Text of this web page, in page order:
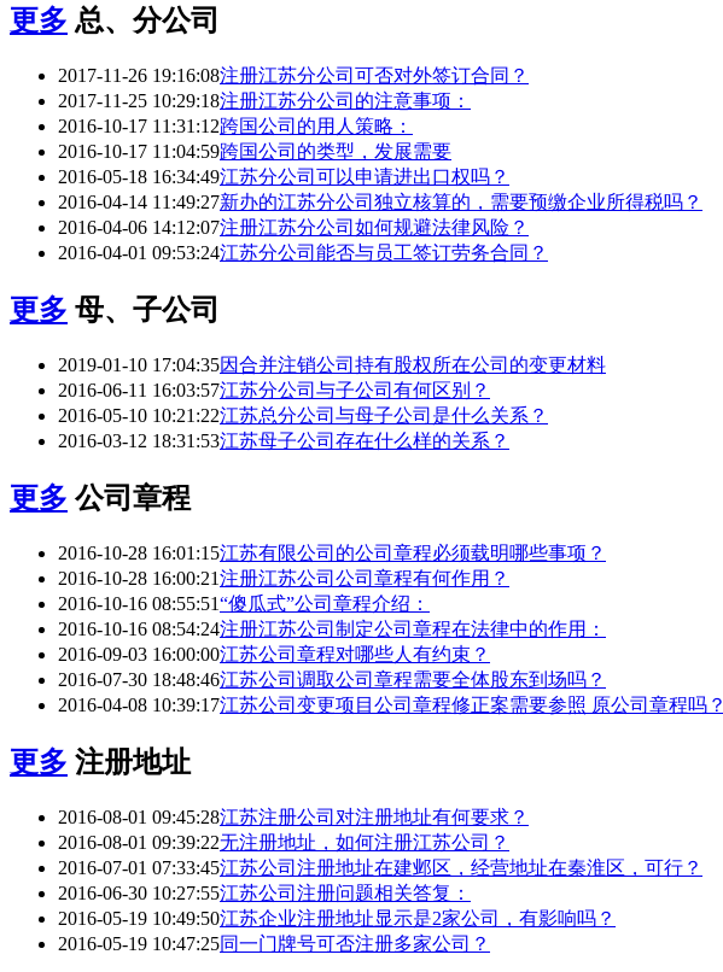
更多 总、分公司
2017-11-26 19:16:08注册江苏分公司可否对外签订合同？
2017-11-25 10:29:18注册江苏分公司的注意事项：
2016-10-17 11:31:12跨国公司的用人策略：
2016-10-17 11:04:59跨国公司的类型，发展需要
2016-05-18 16:34:49江苏分公司可以申请进出口权吗？
2016-04-14 11:49:27新办的江苏分公司独立核算的，需要预缴企业所得税吗？
2016-04-06 14:12:07注册江苏分公司如何规避法律风险？
2016-04-01 09:53:24江苏分公司能否与员工签订劳务合同？
更多 母、子公司
2019-01-10 17:04:35因合并注销公司持有股权所在公司的变更材料
2016-06-11 16:03:57江苏分公司与子公司有何区别？
2016-05-10 10:21:22江苏总分公司与母子公司是什么关系？
2016-03-12 18:31:53江苏母子公司存在什么样的关系？
更多 公司章程
2016-10-28 16:01:15江苏有限公司的公司章程必须载明哪些事项？
2016-10-28 16:00:21注册江苏公司公司章程有何作用？
2016-10-16 08:55:51“傻瓜式”公司章程介绍：
2016-10-16 08:54:24注册江苏公司制定公司章程在法律中的作用：
2016-09-03 16:00:00江苏公司章程对哪些人有约束？
2016-07-30 18:48:46江苏公司调取公司章程需要全体股东到场吗？
2016-04-08 10:39:17江苏公司变更项目公司章程修正案需要参照 原公司章程吗？
更多 注册地址
2016-08-01 09:45:28江苏注册公司对注册地址有何要求？
2016-08-01 09:39:22无注册地址，如何注册江苏公司？
2016-07-01 07:33:45江苏公司注册地址在建邺区，经营地址在秦淮区，可行？
2016-06-30 10:27:55江苏公司注册问题相关答复：
2016-05-19 10:49:50江苏企业注册地址显示是2家公司，有影响吗？
2016-05-19 10:47:25同一门牌号可否注册多家公司？